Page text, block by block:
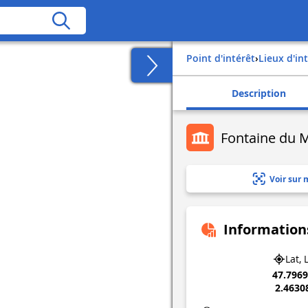
Point d'intérêt› Lieux
Description
Fontaine du
Voir sur
Lat,